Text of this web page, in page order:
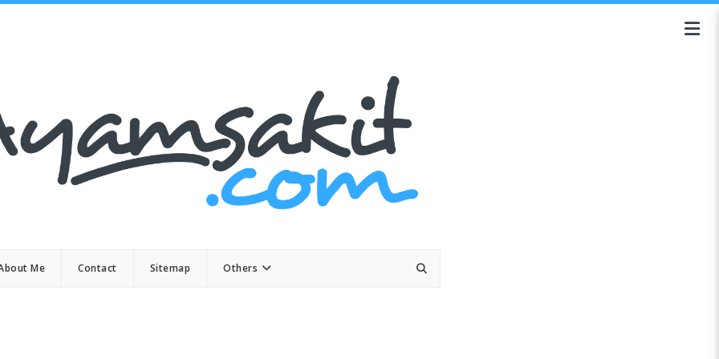
Me Contact Sitemap Others